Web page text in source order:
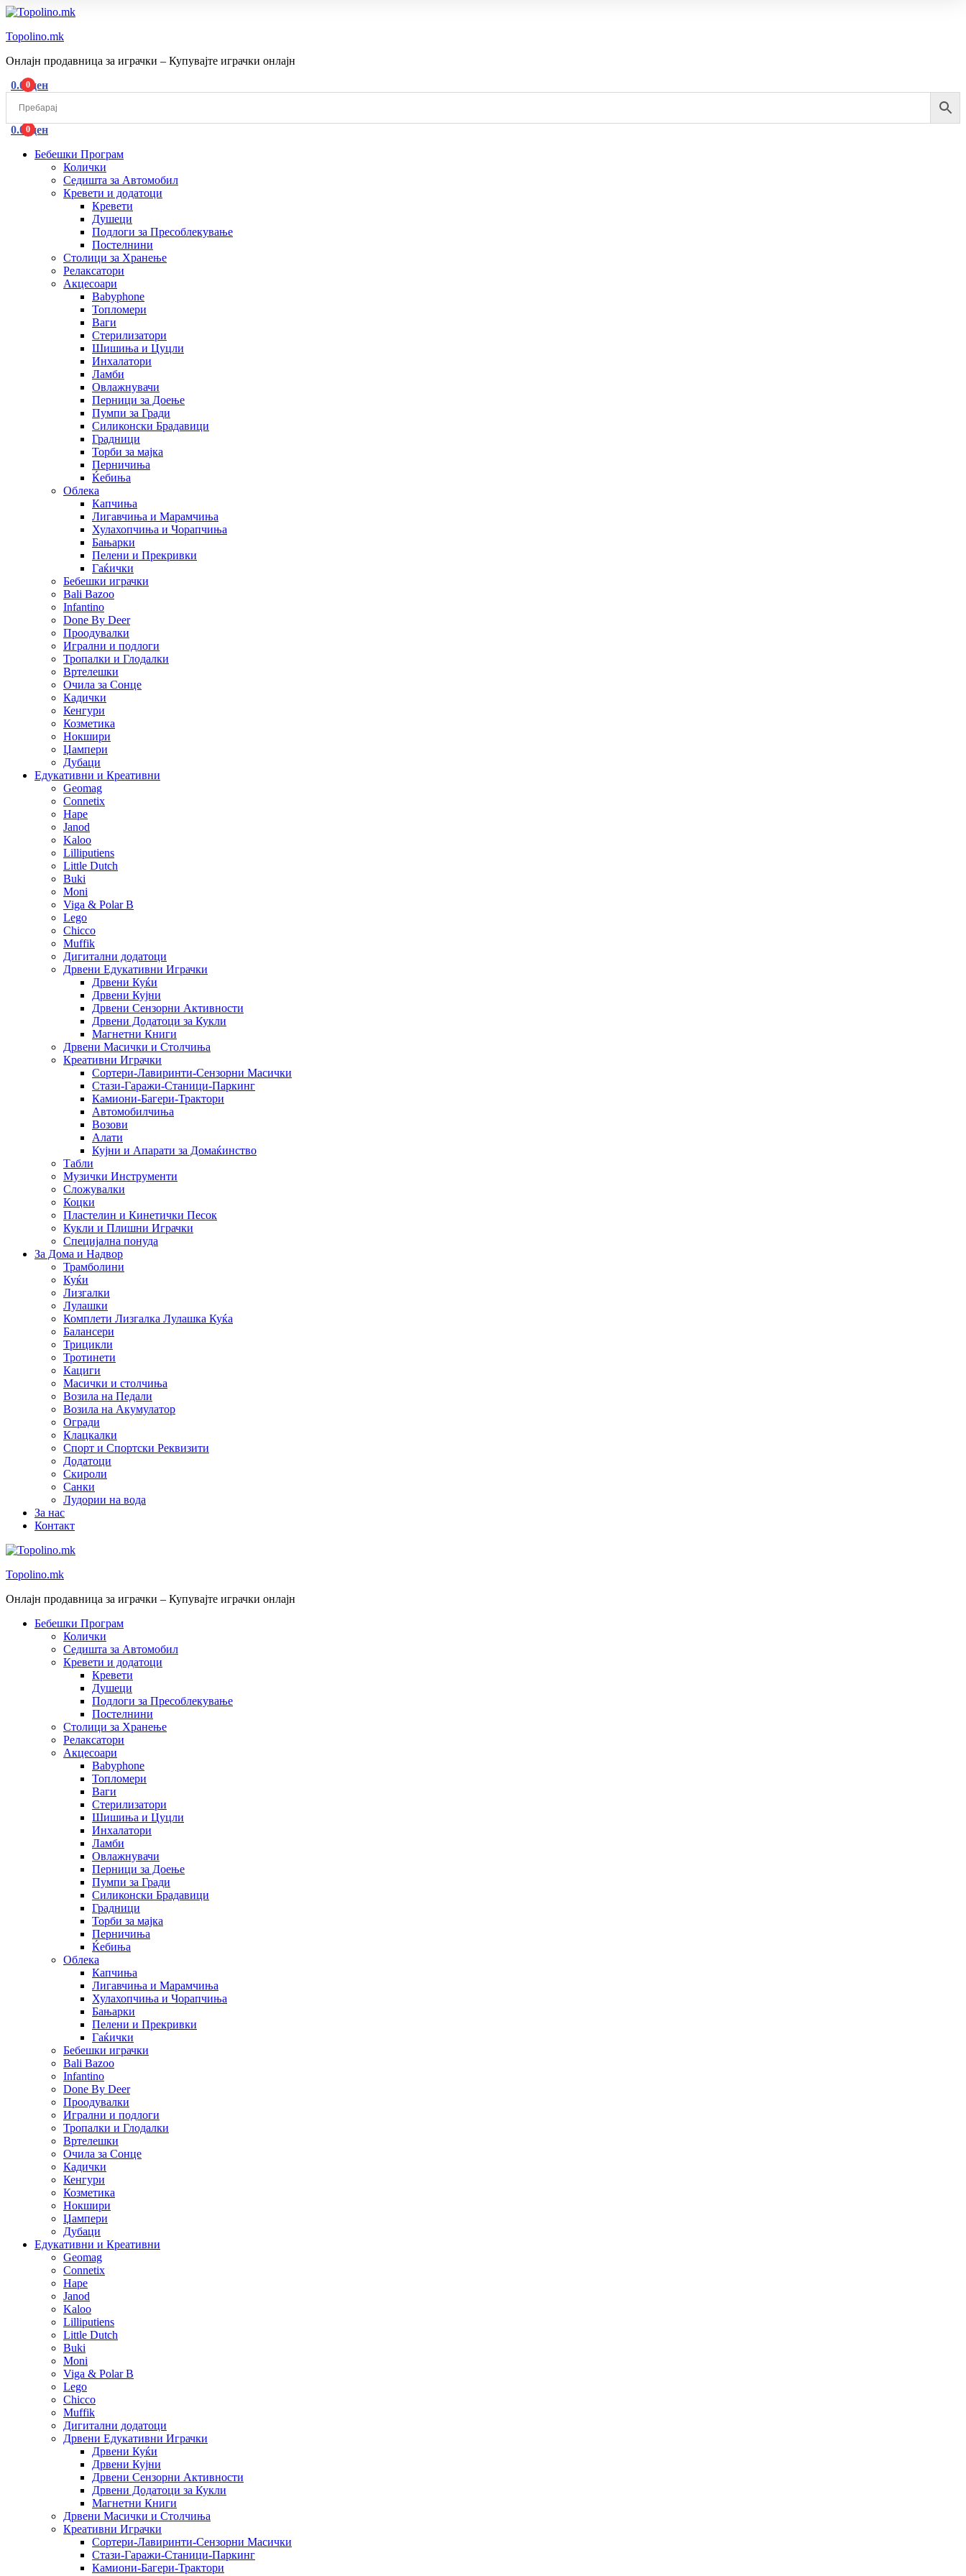
Topolino.mk
Онлајн продавница за играчки – Купувајте играчки онлајн
0
0.00 ден
0
0.00 ден
Бебешки Програм
Колички
Седишта за Автомобил
Кревети и додатоци
Кревети
Душеци
Подлоги за Пресоблекување
Постелнини
Столици за Хранење
Релаксатори
Акцесоари
Babyphone
Топломери
Ваги
Стерилизатори
Шишиња и Цуцли
Инхалатори
Ламби
Овлажнувачи
Перници за Доење
Пумпи за Гради
Силиконски Брадавици
Градници
Торби за мајка
Перничиња
Ќебиња
Облека
Капчиња
Лигавчиња и Марамчиња
Хулахопчиња и Чорапчиња
Бањарки
Пелени и Прекривки
Гаќички
Бебешки играчки
Bali Bazoo
Infantino
Done By Deer
Проодувалки
Игрални и подлоги
Тропалки и Глодалки
Вртелешки
Очила за Сонце
Кадички
Кенгури
Козметика
Нокшири
Џампери
Дубаци
Едукативни и Креативни
Geomag
Connetix
Hape
Janod
Kaloo
Lilliputiens
Little Dutch
Buki
Moni
Viga & Polar B
Lego
Chicco
Muffik
Дигитални додатоци
Дрвени Едукативни Играчки
Дрвени Куќи
Дрвени Кујни
Дрвени Сензорни Активности
Дрвени Додатоци за Кукли
Магнетни Книги
Дрвени Масички и Столчиња
Креативни Играчки
Сортери-Лавиринти-Сензорни Масички
Стази-Гаражи-Станици-Паркинг
Камиони-Багери-Трактори
Автомобилчиња
Возови
Алати
Кујни и Апарати за Домаќинство
Табли
Музички Инструменти
Сложувалки
Коцки
Пластелин и Кинетички Песок
Кукли и Плишни Играчки
Специјална понуда
За Дома и Надвор
Трамболини
Куќи
Лизгалки
Лулашки
Комплети Лизгалка Лулашка Куќа
Балансери
Трицикли
Тротинети
Кациги
Mасички и столчиња
Возила на Педали
Возила на Акумулатор
Огради
Клацкалки
Спорт и Спортски Реквизити
Додатоци
Скироли
Санки
Лудории на вода
За нас
Контакт
Topolino.mk
Онлајн продавница за играчки – Купувајте играчки онлајн
Бебешки Програм
Колички
Седишта за Автомобил
Кревети и додатоци
Кревети
Душеци
Подлоги за Пресоблекување
Постелнини
Столици за Хранење
Релаксатори
Акцесоари
Babyphone
Топломери
Ваги
Стерилизатори
Шишиња и Цуцли
Инхалатори
Ламби
Овлажнувачи
Перници за Доење
Пумпи за Гради
Силиконски Брадавици
Градници
Торби за мајка
Перничиња
Ќебиња
Облека
Капчиња
Лигавчиња и Марамчиња
Хулахопчиња и Чорапчиња
Бањарки
Пелени и Прекривки
Гаќички
Бебешки играчки
Bali Bazoo
Infantino
Done By Deer
Проодувалки
Игрални и подлоги
Тропалки и Глодалки
Вртелешки
Очила за Сонце
Кадички
Кенгури
Козметика
Нокшири
Џампери
Дубаци
Едукативни и Креативни
Geomag
Connetix
Hape
Janod
Kaloo
Lilliputiens
Little Dutch
Buki
Moni
Viga & Polar B
Lego
Chicco
Muffik
Дигитални додатоци
Дрвени Едукативни Играчки
Дрвени Куќи
Дрвени Кујни
Дрвени Сензорни Активности
Дрвени Додатоци за Кукли
Магнетни Книги
Дрвени Масички и Столчиња
Креативни Играчки
Сортери-Лавиринти-Сензорни Масички
Стази-Гаражи-Станици-Паркинг
Камиони-Багери-Трактори